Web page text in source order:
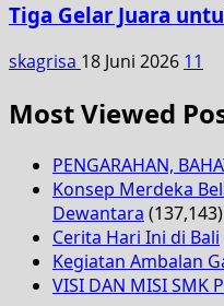
Tiga Gelar Juara
skagrisa 18 Juni 2026 11
Most Viewed
PENGARAHAN,
Konsep Merdeka
Dewantara (137,143)
Cerita Hari Ini di Bali
Kegiatan Ambalan
VISI DAN MISI SMK